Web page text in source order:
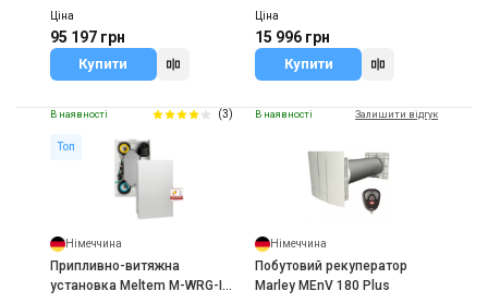
Ціна
95 197 грн
Купити
Ціна
15 996 грн
Купити
В наявності (3)
Топ
Німеччина
Припливно-витяжна
установка Meltem M-WRG-II
В наявності Залишити відгук
Німеччина
Побутовий рекуператор
Marley MEnV 180 Plus